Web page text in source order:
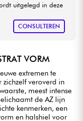
uitgelegd in deze
CONSULTEREN
VORM
extremen te
zichzelf veroverd in
meest intense
de AZ lijn
kenmerken, een
en halshiel voor